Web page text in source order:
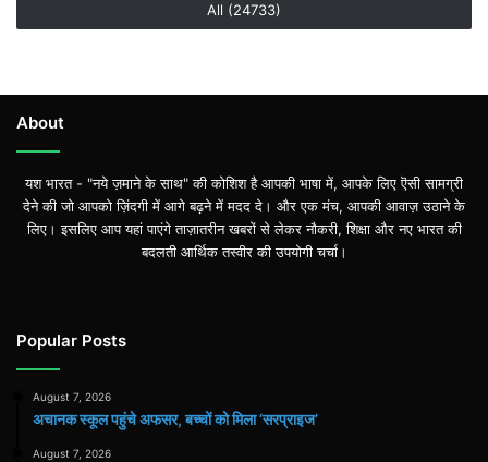
All (24733)
About
यश भारत - "नये ज़माने के साथ" की कोशिश है आपकी भाषा में, आपके लिए ऎसी सामग्री
देने की जो आपको ज़िंदगी में आगे बढ़ने में मदद दे। और एक मंच, आपकी आवाज़ उठाने के
लिए। इसलिए आप यहां पाएंगे ताज़ातरीन खबरों से लेकर नौकरी, शिक्षा और नए भारत की
बदलती आर्थिक तस्वीर की उपयोगी चर्चा।
Popular Posts
August 7, 2026
अचानक स्कूल पहुंचे अफसर, बच्चों को मिला ‘सरप्राइज’
August 7, 2026